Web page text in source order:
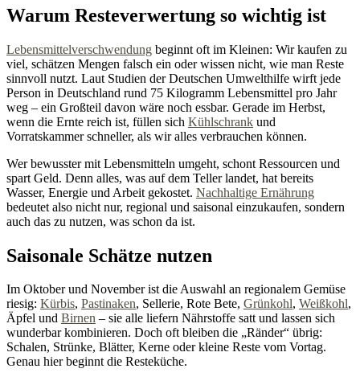
Warum Resteverwertung so wichtig ist
Lebensmittelverschwendung beginnt oft im Kleinen: Wir kaufen zu
viel, schätzen Mengen falsch ein oder wissen nicht, wie man Reste
sinnvoll nutzt. Laut Studien der Deutschen Umwelthilfe wirft jede
Person in Deutschland rund 75 Kilogramm Lebensmittel pro Jahr
weg – ein Großteil davon wäre noch essbar. Gerade im Herbst,
wenn die Ernte reich ist, füllen sich Kühlschrank und
Vorratskammer schneller, als wir alles verbrauchen können.
Wer bewusster mit Lebensmitteln umgeht, schont Ressourcen und
spart Geld. Denn alles, was auf dem Teller landet, hat bereits
Wasser, Energie und Arbeit gekostet. Nachhaltige Ernährung
bedeutet also nicht nur, regional und saisonal einzukaufen, sondern
auch das zu nutzen, was schon da ist.
Saisonale Schätze nutzen
Im Oktober und November ist die Auswahl an regionalem Gemüse
riesig: Kürbis, Pastinaken, Sellerie, Rote Bete, Grünkohl, Weißkohl,
Äpfel und Birnen – sie alle liefern Nährstoffe satt und lassen sich
wunderbar kombinieren. Doch oft bleiben die „Ränder“ übrig:
Schalen, Strünke, Blätter, Kerne oder kleine Reste vom Vortag.
Genau hier beginnt die Resteküche.